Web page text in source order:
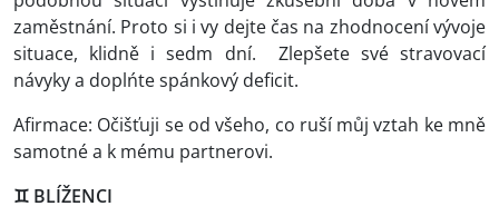
zaměstnání. Proto si i vy dejte čas na zhodnocení vývoje
situace, klidně i sedm dní. Zlepšete své stravovací
návyky a doplńte spánkový deficit.
Afirmace: Očišťuji se od všeho, co ruší můj vztah ke mně
samotné a k mému partnerovi.
♊ BLÍŽENCI